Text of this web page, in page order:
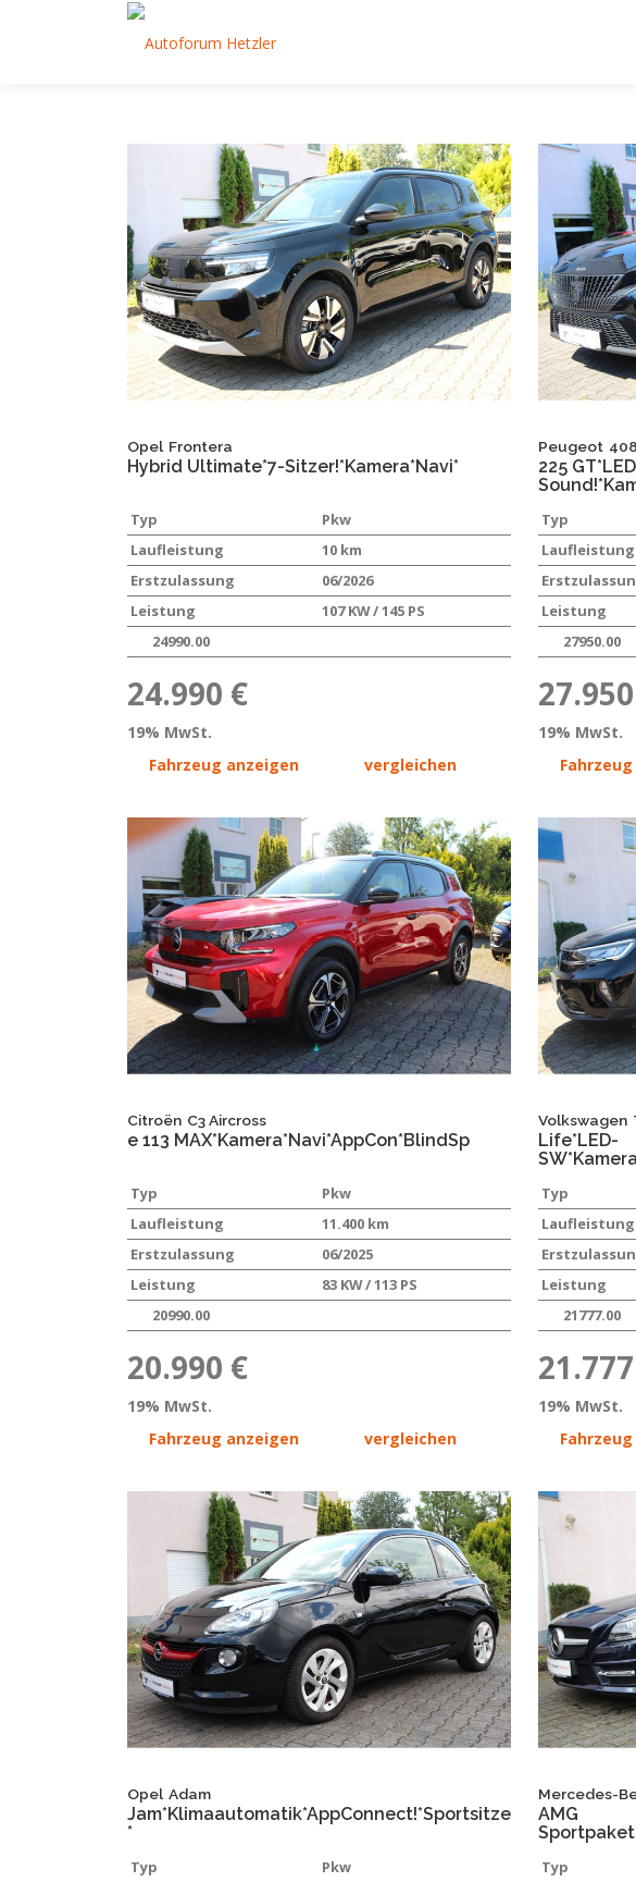
Zum Inhalt springen
Opel Frontera
Hybrid Ultimate*7-Sitzer!*Kamera*Navi*
Typ
Pkw
Laufleistung
10 km
Erstzulassung
06/2026
Leistung
107 KW / 145 PS
24990.00
24.990 €
19% MwSt.
Fahrzeug anzeigen
vergleichen
Peugeot 408
225
Typ
Laufleistung
Leistung
27950.00
19% MwSt.
Citroën C3 Aircross
e 113 MAX*Kamera*Navi*AppCon*BlindSp
Typ
Pkw
Laufleistung
11.400 km
Erstzulassung
06/2025
Leistung
83 KW / 113 PS
20990.00
20.990 €
19% MwSt.
Fahrzeug anzeigen
vergleichen
Volkswagen
Life*LED-
Typ
Laufleistung
Leistung
21777.00
19% MwSt.
Opel Adam
Jam*Klimaautomatik*AppConnect!*Sportsitze
*
Typ
Pkw
Mercedes-
AMG
Typ